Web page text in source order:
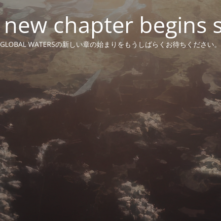
chapter begins
GLOBAL WATERSの新しい章の始まりをもうしばらくお待ちください。